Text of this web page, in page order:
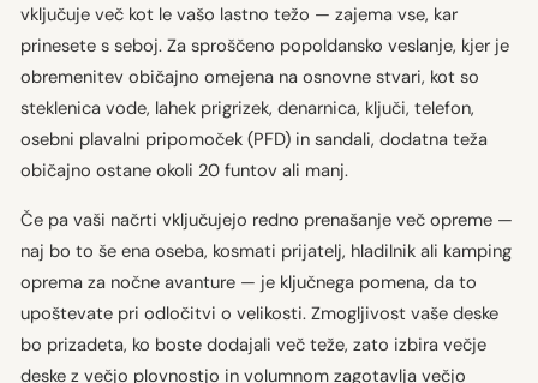
vključuje več kot le vašo lastno težo — zajema vse, kar
prinesete s seboj. Za sproščeno popoldansko veslanje, kjer je
obremenitev običajno omejena na osnovne stvari, kot so
steklenica vode, lahek prigrizek, denarnica, ključi, telefon,
osebni plavalni pripomoček (PFD) in sandali, dodatna teža
običajno ostane okoli 20 funtov ali manj.
Če pa vaši načrti vključujejo redno prenašanje več opreme —
naj bo to še ena oseba, kosmati prijatelj, hladilnik ali kamping
oprema za nočne avanture — je ključnega pomena, da to
upoštevate pri odločitvi o velikosti. Zmogljivost vaše deske
bo prizadeta, ko boste dodajali več teže, zato izbira večje
deske z večjo plovnostjo in volumnom zagotavlja večjo